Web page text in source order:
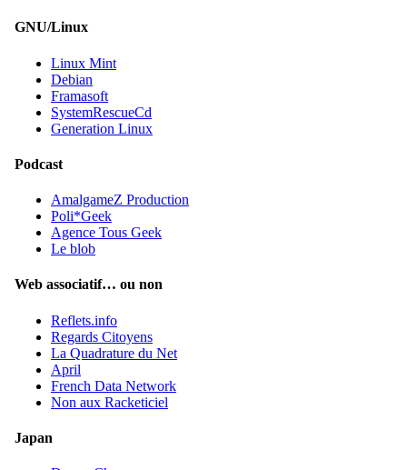
GNU/Linux
Linux Mint
Debian
Framasoft
SystemRescueCd
Generation Linux
Podcast
AmalgameZ Production
Poli*Geek
Agence Tous Geek
Le blob
Web associatif… ou non
Reflets.info
Regards Citoyens
La Quadrature du Net
April
French Data Network
Non aux Racketiciel
Japan